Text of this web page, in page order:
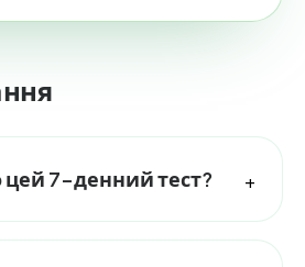
цей 7-денний тест? +